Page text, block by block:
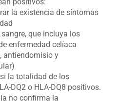
la existencia de síntomas
que incluya los
enfermedad celíaca
antiendomisio y
la totalidad de los
DQ2 o HLA-DQ8 positivos.
no confirma la